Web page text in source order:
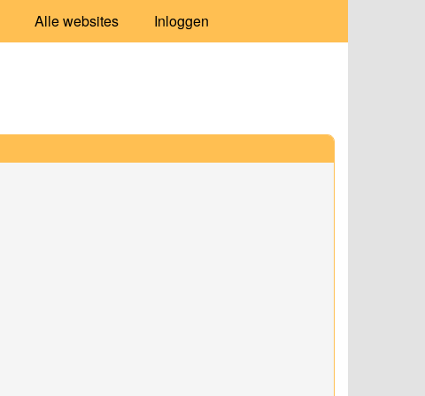
Alle websites Inloggen